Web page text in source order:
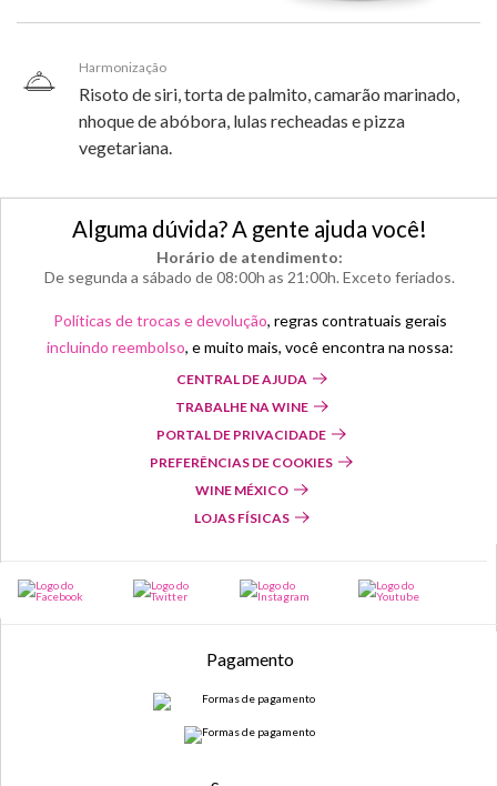
Harmonização
Risoto de siri, torta de palmito, camarão marinado,
nhoque de abóbora, lulas recheadas e pizza
vegetariana.
Alguma dúvida? A gente ajuda você!
Horário de atendimento:
De segunda a sábado de 08:00h as 21:00h. Exceto feriados.
Políticas de trocas e devolução, regras contratuais gerais
incluindo reembolso, e muito mais, você encontra na nossa:
CENTRAL DE AJUDA
TRABALHE NA WINE
PORTAL DE PRIVACIDADE
PREFERÊNCIAS DE COOKIES
WINE MÉXICO
LOJAS FÍSICAS
Pagamento